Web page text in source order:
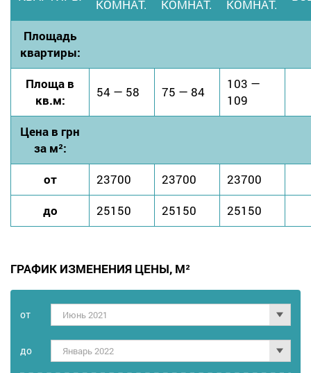
КОМНАТ.
КОМНАТ.
КОМНАТ.
Площадь
квартиры:
Площа в
кв.м:
54 — 58 75 — 84
103 —
109
Цена в грн
за м²:
от
23700 23700
23700
до
25150 25150 25150
ГРАФИК ИЗМЕНЕНИЯ ЦЕНЫ, М²
от Июнь 2021
дo Январь 2022